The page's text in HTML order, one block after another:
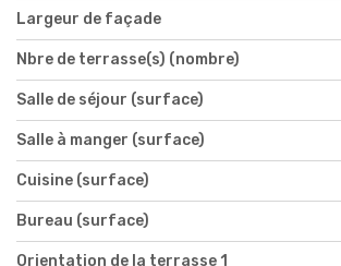
Largeur de façade
Nbre de terrasse(s) (nombre)
Salle de séjour (surface)
Salle à manger (surface)
Cuisine (surface)
Bureau (surface)
Orientation de la terrasse 1